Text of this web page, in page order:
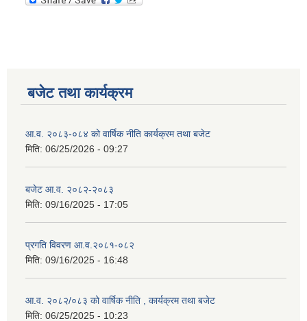
बजेट तथा कार्यक्रम
आ.व. २०८३-०८४ को वार्षिक नीति कार्यक्रम तथा बजेट
मिति: 06/25/2026 - 09:27
बजेट आ.व. २०८२-२०८३
मिति: 09/16/2025 - 17:05
प्रगति विवरण आ.व.२०८१-०८२
मिति: 09/16/2025 - 16:48
आ.व. २०८२/०८३ को वार्षिक नीति , कार्यक्रम तथा बजेट
मिति: 06/25/2025 - 10:23